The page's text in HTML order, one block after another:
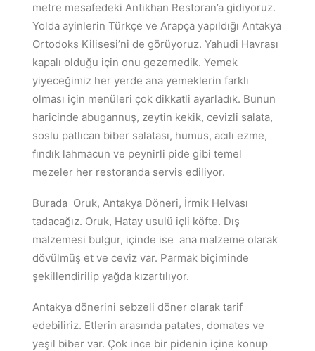
metre mesafedeki Antikhan Restoran’a gidiyoruz.
Yolda ayinlerin Türkçe ve Arapça yapıldığı Antakya
Ortodoks Kilisesi’ni de görüyoruz. Yahudi Havrası
kapalı olduğu için onu gezemedik. Yemek
yiyeceğimiz her yerde ana yemeklerin farklı
olması için menüleri çok dikkatli ayarladık. Bunun
haricinde abugannuş, zeytin kekik, cevizli salata,
soslu patlıcan biber salatası, humus, acılı ezme,
fındık lahmacun ve peynirli pide gibi temel
mezeler her restoranda servis ediliyor.
Burada Oruk, Antakya Döneri, İrmik Helvası
tadacağız. Oruk, Hatay usulü içli köfte. Dış
malzemesi bulgur, içinde ise ana malzeme olarak
dövülmüş et ve ceviz var. Parmak biçiminde
şekillendirilip yağda kızartılıyor.
Antakya dönerini sebzeli döner olarak tarif
edebiliriz. Etlerin arasında patates, domates ve
yeşil biber var. Çok ince bir pidenin içine konup